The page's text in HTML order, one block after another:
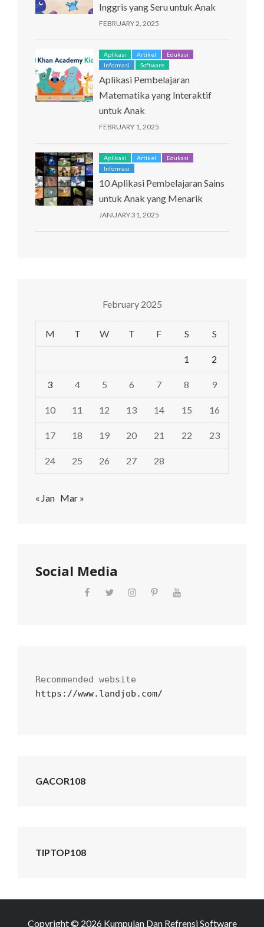
Inggris yang Seru untuk Anak
FEBRUARY 2, 2025
Aplikasi Artikel
Edukasi
Informasi
Software
Aplikasi Pembelajaran
Matematika yang Interaktif
untuk Anak
FEBRUARY 1, 2025
Aplikasi Artikel
Edukasi
Informasi
10 Aplikasi Pembelajaran Sains
untuk Anak yang Menarik
JANUARY 31, 2025
February 2025
M T W T F S S
1 2
3 4 5 6 7 8 9
10 11 12 13 14 15 16
17 18 19 20 21 22 23
24 25 26 27 28
« Jan Mar »
Social Media
https://www.landjob.com/
GACOR108
TIPTOP108
Copyright © 2026 Kumpulan Dan Refrensi Software